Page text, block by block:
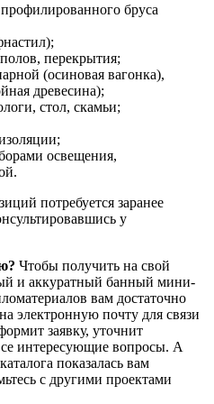
бруса
перекрытия;
(осиновая вагонка),
древесина);
стол, скамьи;
освещения,
потребуется заранее
у
Чтобы получить на свой
и аккуратный банный мини-
вам достаточно
электронную почту для связи
заявку, уточнит
интересующие вопросы. А
показалась вам
с другими проектами